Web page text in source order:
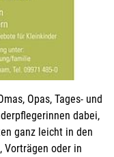
Opas, Tages- und
dabei,
ganz leicht in den
Vorträgen oder in